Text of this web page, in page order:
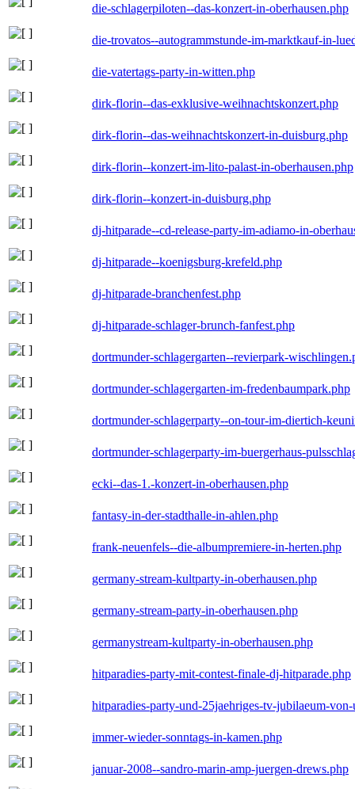
die-schlagerpiloten--das-konzert-in-oberhausen.php
die-trovatos--autogrammstunde-im-marktkauf-in-
die-vatertags-party-in-witten.php
dirk-florin--das-exklusive-weihnachtskonzert.php
dirk-florin--das-weihnachtskonzert-in-duisburg.php
dirk-florin--konzert-im-lito-palast-in-oberhausen.php
dirk-florin--konzert-in-duisburg.php
dj-hitparade--cd-release-party-im-adiamo-in-
dj-hitparade--koenigsburg-krefeld.php
dj-hitparade-branchenfest.php
dj-hitparade-schlager-brunch-fanfest.php
dortmunder-schlagergarten--revierpark-
dortmunder-schlagergarten-im-fredenbaumpark.php
dortmunder-schlagerparty--on-tour-im-diertich-
dortmunder-schlagerparty-im-buergerhaus-
ecki--das-1.-konzert-in-oberhausen.php
fantasy-in-der-stadthalle-in-ahlen.php
frank-neuenfels--die-albumpremiere-in-herten.php
germany-stream-kultparty-in-oberhausen.php
germany-stream-party-in-oberhausen.php
germanystream-kultparty-in-oberhausen.php
hitparadies-party-mit-contest-finale-dj-hitparade.php
hitparadies-party-und-25jaehriges-tv-jubilaeum-
immer-wieder-sonntags-in-kamen.php
januar-2008--sandro-marin-amp-juergen-drews.php